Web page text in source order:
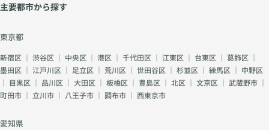
主要都市から探す
東京都
新宿区 ｜ 渋谷区 ｜ 中央区 ｜ 港区 ｜ 千代田区 ｜ 江東区 ｜ 台東区 ｜ 葛飾区 ｜
墨田区 ｜ 江戸川区 ｜ 足立区 ｜ 荒川区 ｜ 世田谷区 ｜ 杉並区 ｜ 練馬区 ｜ 中野区
｜ 目黒区 ｜ 品川区 ｜ 大田区 ｜ 板橋区 ｜ 豊島区 ｜ 北区 ｜ 文京区 ｜ 武蔵野市 ｜
町田市 ｜ 立川市 ｜ 八王子市 ｜ 調布市 ｜ 西東京市
愛知県